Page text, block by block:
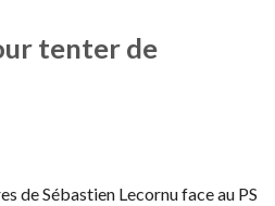
tenter de
de Sébastien Lecornu face au PS